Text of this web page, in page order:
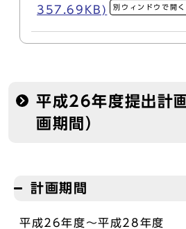
357.69KB)
別ウィンドウで開く
平成26年度提出計
画期間）
計画期間
平成26年度～平成28年度